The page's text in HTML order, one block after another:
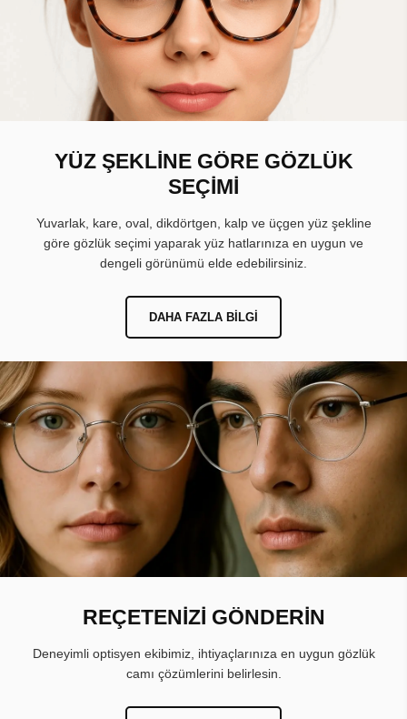
YÜZ ŞEKLİNE GÖRE GÖZLÜK
SEÇİMİ
Yuvarlak, kare, oval, dikdörtgen, kalp ve üçgen yüz şekline
göre gözlük seçimi yaparak yüz hatlarınıza en uygun ve
dengeli görünümü elde edebilirsiniz.
DAHA FAZLA BILGI
REÇETENİZİ GÖNDERİN
Deneyimli optisyen ekibimiz, ihtiyaçlarınıza en uygun gözlük
camı çözümlerini belirlesin.